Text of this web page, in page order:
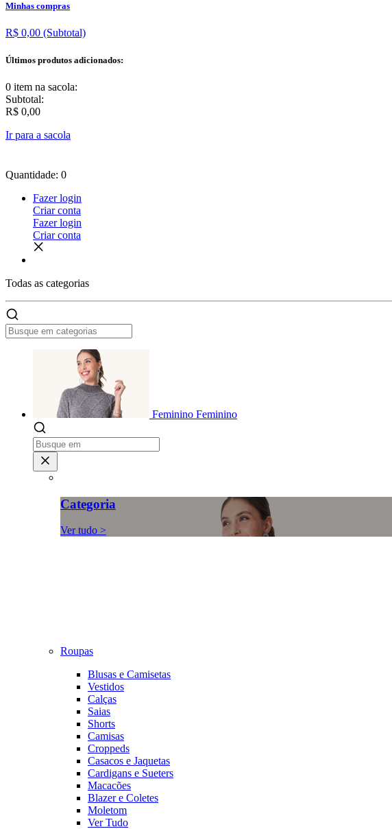
Minhas compras
R$ 0,00 (Subtotal)
Últimos produtos adicionados:
0 item na sacola:
Subtotal:
R$ 0,00
Ir para a sacola
Quantidade: 0
Fazer login
Criar conta
Fazer login
Criar conta
Todas as categorias
Feminino Feminino
Categoria
Ver tudo >
Roupas
Blusas e Camisetas
Vestidos
Calças
Saias
Shorts
Camisas
Croppeds
Casacos e Jaquetas
Cardigans e Sueters
Macacões
Blazer e Coletes
Moletom
Ver Tudo